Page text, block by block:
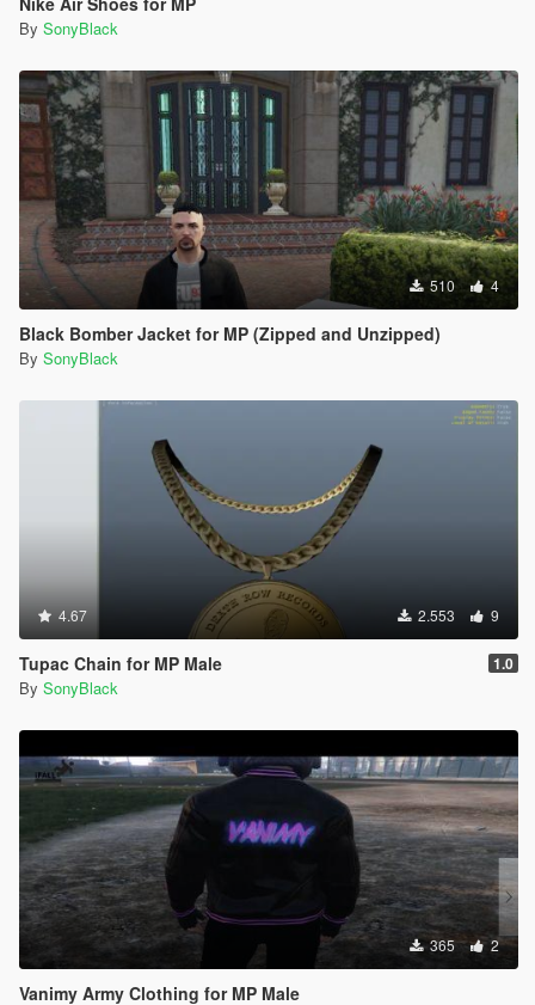
By SonyBlack
510 4
Black Bomber Jacket for MP (Zipped and Unzipped)
By SonyBlack
4.67 2.553 9
Tupac Chain for MP Male 1.0
By SonyBlack
365 2
Vanimy Army Clothing for MP Male